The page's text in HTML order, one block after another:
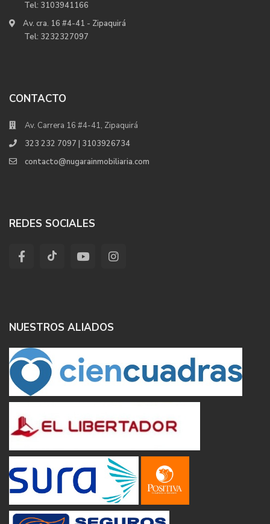
Tel: 3103941166
Av. cra. 16 #4-41 - Zipaquirá
Tel: 3232327097
CONTACTO
Av. Carrera 16 #4-41, Zipaquirá
323 232 7097 | 3103926734
contacto@nugarainmobiliaria.com
REDES SOCIALES
NUESTROS ALIADOS